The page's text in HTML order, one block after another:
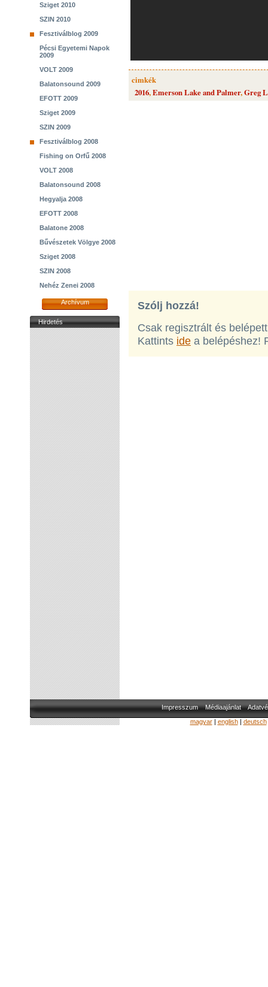
Sziget 2010
SZIN 2010
Fesztiválblog 2009
Pécsi Egyetemi Napok
2009
VOLT 2009
Balatonsound 2009
EFOTT 2009
Sziget 2009
SZIN 2009
Fesztiválblog 2008
Fishing on Orfű 2008
VOLT 2008
Balatonsound 2008
Hegyalja 2008
EFOTT 2008
Balatone 2008
Bűvészetek Völgye 2008
Sziget 2008
SZIN 2008
Nehéz Zenei 2008
Archívum
Hirdetés
cimkék
2016,Emerson Lake and Palmer,Greg
Szólj hozzá!
Csak regisztrált és
Kattints ide a belépéshez!
Impresszum Médiaajánlat
magyar| english| deutsch